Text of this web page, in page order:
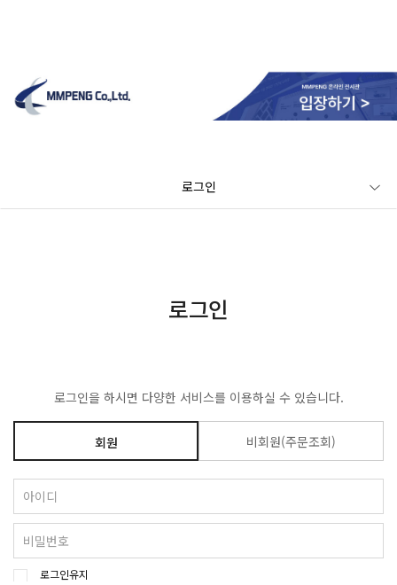
로그인
로그인
로그인을 하시면 다양한 서비스를 이용하실 수 있습니다.
회원 비회원(주문조회)
로그인유지